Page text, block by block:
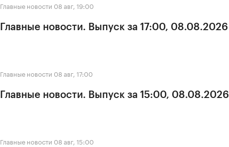
Главные новости 08 авг, 19:00
Главные новости. Выпуск за 17:00, 08.08.2026
Главные новости 08 авг, 17:00
Главные новости. Выпуск за 15:00, 08.08.2026
Главные новости 08 авг, 15:00